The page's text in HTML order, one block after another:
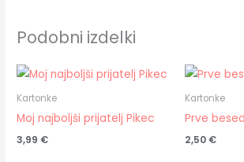
Podobni izdelki
Kartonke
Moj najboljši prijatelj Pikec
3,99 €
Kartonke
Prve
2,50 €